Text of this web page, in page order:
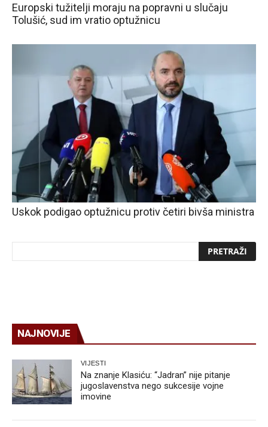
Europski tužitelji moraju na popravni u slučaju
Tolušić, sud im vratio optužnicu
Uskok podigao optužnicu protiv četiri bivša ministra
NAJNOVIJE
VIJESTI
Na znanje Klasiću: “Jadran” nije pitanje
jugoslavenstva nego sukcesije vojne
imovine